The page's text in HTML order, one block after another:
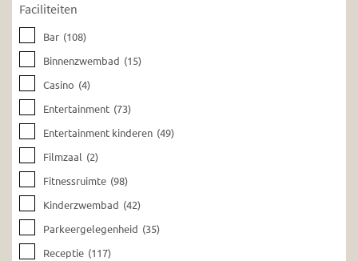
Faciliteiten
Bar (108)
Binnenzwembad (15)
Casino (4)
Entertainment (73)
Entertainment kinderen (49)
Filmzaal (2)
Fitnessruimte (98)
Kinderzwembad (42)
Parkeergelegenheid (35)
Receptie (117)